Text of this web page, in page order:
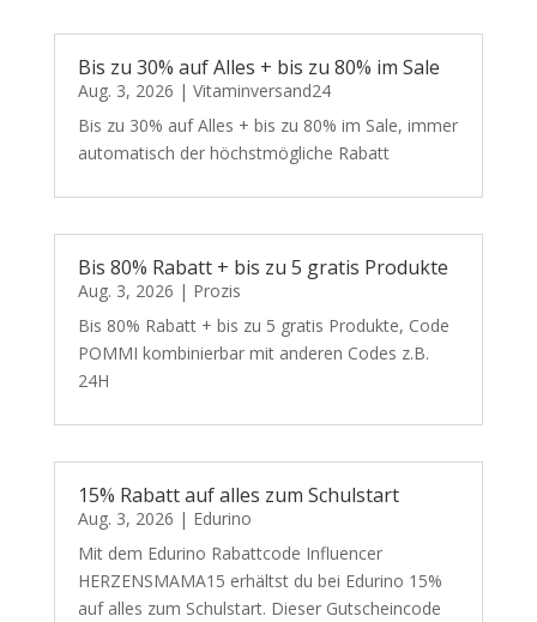
Bis zu 30% auf Alles + bis zu 80% im Sale
Aug. 3, 2026 | Vitaminversand24
Bis zu 30% auf Alles + bis zu 80% im Sale, immer
automatisch der höchstmögliche Rabatt
Bis 80% Rabatt + bis zu 5 gratis Produkte
Aug. 3, 2026 | Prozis
Bis 80% Rabatt + bis zu 5 gratis Produkte, Code
POMMI kombinierbar mit anderen Codes z.B.
24H
15% Rabatt auf alles zum Schulstart
Aug. 3, 2026 | Edurino
Mit dem Edurino Rabattcode Influencer
HERZENSMAMA15 erhältst du bei Edurino 15%
auf alles zum Schulstart. Dieser Gutscheincode